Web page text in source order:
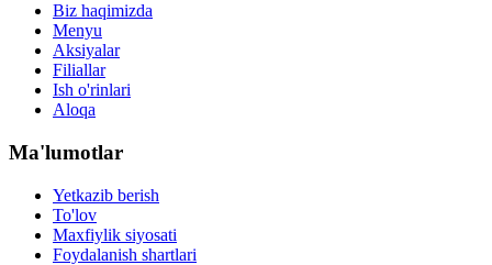
Biz haqimizda
Menyu
Aksiyalar
Filiallar
Ish o'rinlari
Aloqa
Ma'lumotlar
Yetkazib berish
To'lov
Maxfiylik siyosati
Foydalanish shartlari